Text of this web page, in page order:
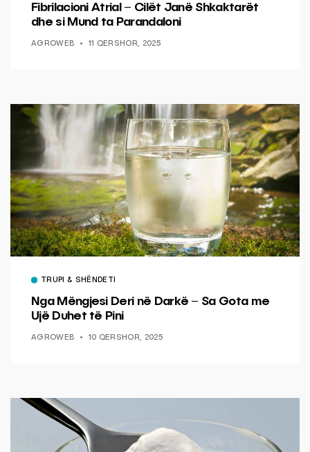
Fibrilacioni Atrial – Cilët Janë Shkaktarët
dhe si Mund ta Parandaloni
AGROWEB 11 QERSHOR, 2025
TRUPI & SHËNDETI
Nga Mëngjesi Deri në Darkë – Sa Gota me
Ujë Duhet të Pini
AGROWEB 10 QERSHOR, 2025